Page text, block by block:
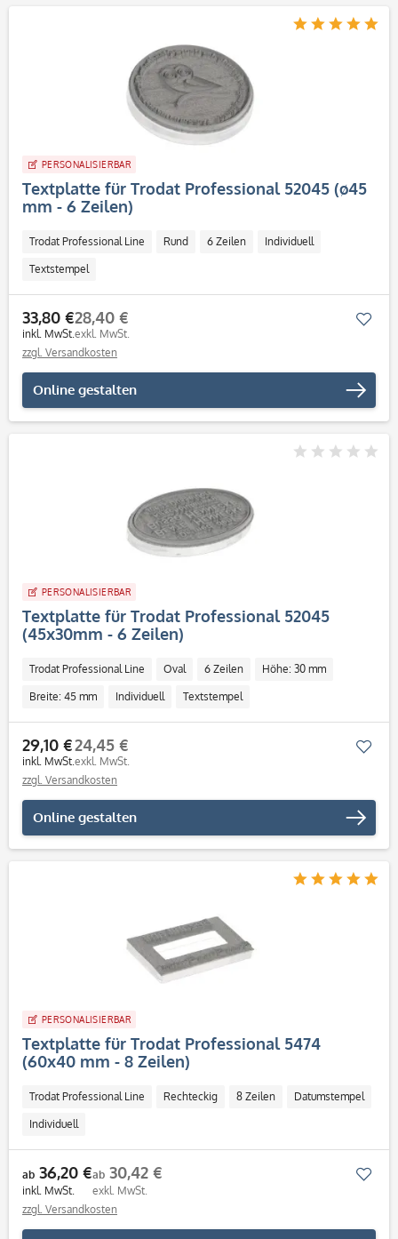
PERSONALISIERBAR
Textplatte für Trodat Professional 52045 (ø45
mm - 6 Zeilen)
Trodat Professional Line Rund 6 Zeilen Individuell
Textstempel
33,80 €
inkl. MwSt.
28,40 €
exkl. MwSt.
zzgl. Versandkosten
Online gestalten
PERSONALISIERBAR
Textplatte für Trodat Professional 52045
(45x30mm - 6 Zeilen)
Trodat Professional Line Oval 6 Zeilen Höhe: 30 mm
Breite: 45 mm Individuell Textstempel
29,10 €
inkl. MwSt.
24,45 €
exkl. MwSt.
zzgl. Versandkosten
Online gestalten
PERSONALISIERBAR
Textplatte für Trodat Professional 5474
(60x40 mm - 8 Zeilen)
Trodat Professional Line Rechteckig 8 Zeilen Datumstempel
Individuell
ab 36,20 €
inkl. MwSt.
ab 30,42 €
exkl. MwSt.
zzgl. Versandkosten